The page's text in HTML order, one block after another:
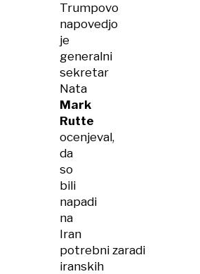
Trumpovo
napovedjo
je
generalni
sekretar
Nata
Mark
Rutte
ocenjeval,
da
so
bili
napadi
na
Iran
potrebni zaradi
iranskih